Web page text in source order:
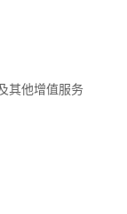
其他增值服务